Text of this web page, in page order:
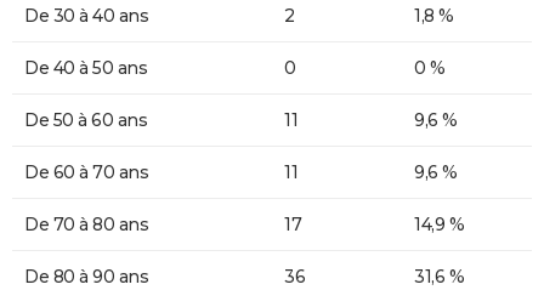
De 30 à 40 ans 2 1,8 %
De 40 à 50 ans 0 0 %
De 50 à 60 ans 11 9,6 %
De 60 à 70 ans 11 9,6 %
De 70 à 80 ans 17 14,9 %
De 80 à 90 ans 36 31,6 %